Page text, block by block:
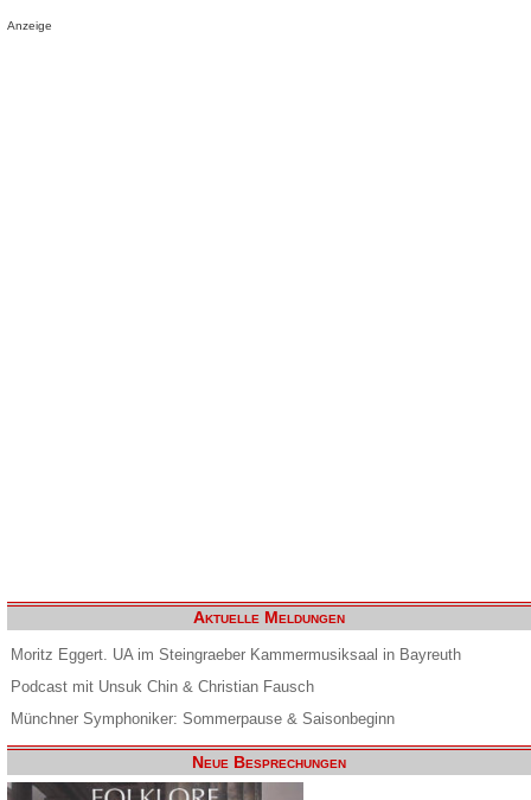
Anzeige
Aktuelle Meldungen
Moritz Eggert. UA im Steingraeber Kammermusiksaal in Bayreuth
Podcast mit Unsuk Chin & Christian Fausch
Münchner Symphoniker: Sommerpause & Saisonbeginn
Neue Besprechungen